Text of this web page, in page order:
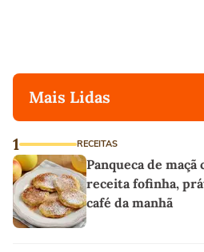
Mais Lidas
1 RECEITAS
Panqueca de
receita fofinha,
café da manhã